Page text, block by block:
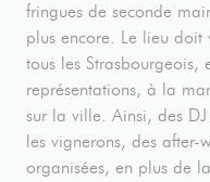
fringues de seconde
plus encore. Le lieu doit
tous les Strasbourgeois,
représentations, à la
sur la ville. Ainsi, des
les vignerons, des after-
organisées, en plus de